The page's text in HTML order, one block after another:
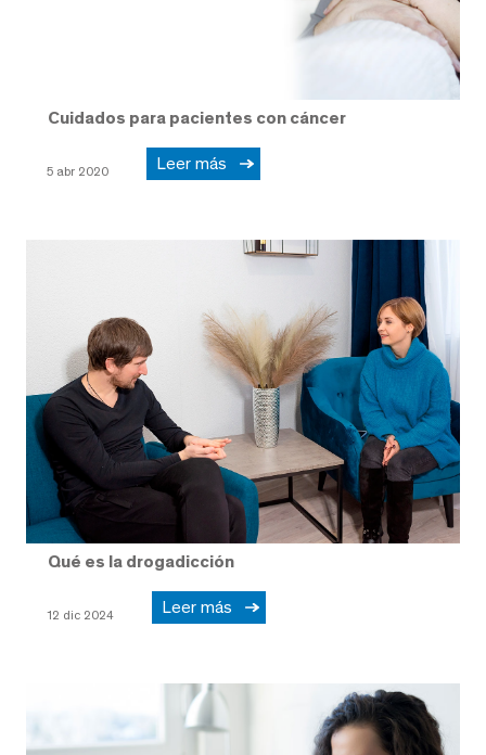
Cuidados para pacientes con cáncer
5 abr 2020 Leer más
Qué es la drogadicción
12 dic 2024 Leer más